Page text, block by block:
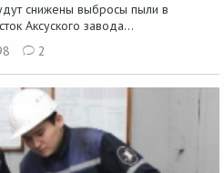
снижены выбросы пыли в
Аксуского завода...
2